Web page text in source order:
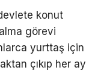
konut
görevi
yurttaş için
çıkıp her ay